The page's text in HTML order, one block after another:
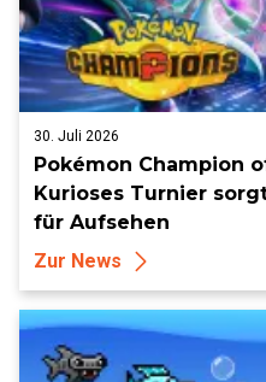
30. Juli 2026
Pokémon Champion
Kurioses Turnier
für Aufsehen
Zur News